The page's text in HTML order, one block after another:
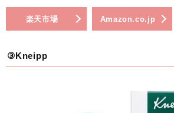
楽天市場 Amazon.co.jp
③Kneipp